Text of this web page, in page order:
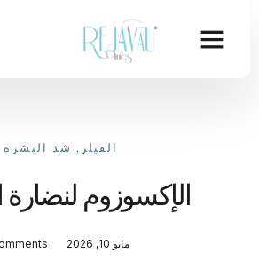
الفيلر , شد البشرة
الإكسوزوم
مايو 10, 2026